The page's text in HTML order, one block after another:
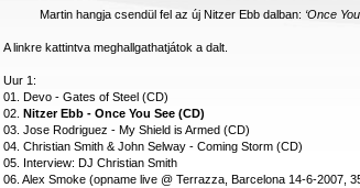
Martin hangja csendül fel az új Nitzer Ebb dalban: ‘Once
A linkre kattintva meghallgathatjátok a dalt.
Uur 1:
01. Devo - Gates of Steel (CD)
02. Nitzer Ebb - Once You See (CD)
03. Jose Rodriguez - My Shield is Armed (CD)
04. Christian Smith & John Selway - Coming Storm (CD)
05. Interview: DJ Christian Smith
06. Alex Smoke (opname live @ Terrazza, Barcelona 14-6-2007,